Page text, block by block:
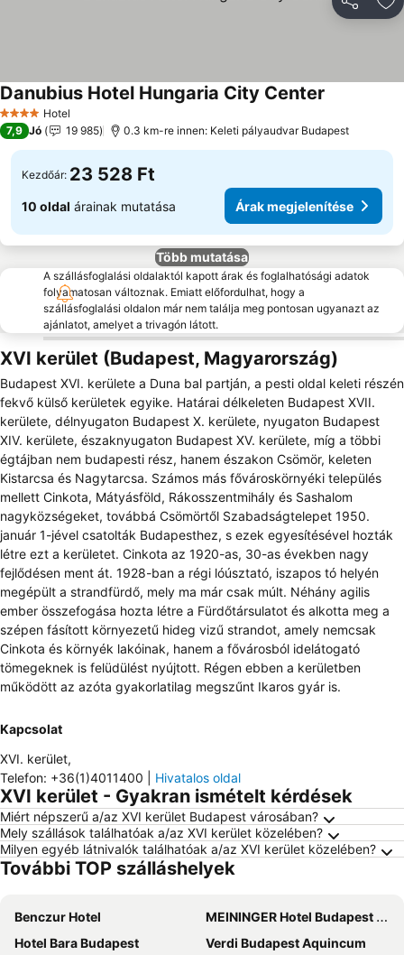
4 KategóriaHotel
Danubius Hotel Hungaria City Center
7,9 Jó 19 985 0.3 km-re innen: Keleti pályaudvar Budapest
Kezdőár: 23 528 Ft
10 oldal árainak mutatása Árak megjelenítése
Több mutatása
A szállásfoglalási oldalaktól kapott árak és foglalhatósági adatok
folyamatosan változnak. Emiatt előfordulhat, hogy a
szállásfoglalási oldalon már nem találja meg pontosan ugyanazt az
ajánlatot, amelyet a trivagón látott.
XVI kerület (Budapest, Magyarország)
Budapest XVI. kerülete a Duna bal partján, a pesti oldal keleti részén
fekvő külső kerületek egyike. Határai délkeleten Budapest XVII.
kerülete, délnyugaton Budapest X. kerülete, nyugaton Budapest
XIV. kerülete, északnyugaton Budapest XV. kerülete, míg a többi
égtájban nem budapesti rész, hanem északon Csömör, keleten
Kistarcsa és Nagytarcsa. Számos más fővároskörnyéki település
mellett Cinkota, Mátyásföld, Rákosszentmihály és Sashalom
nagyközségeket, továbbá Csömörtől Szabadságtelepet 1950.
január 1-jével csatolták Budapesthez, s ezek egyesítésével hozták
létre ezt a kerületet. Cinkota az 1920-as, 30-as években nagy
fejlődésen ment át. 1928-ban a régi lóúsztató, iszapos tó helyén
megépült a strandfürdő, mely ma már csak múlt. Néhány agilis
ember összefogása hozta létre a Fürdőtársulatot és alkotta meg a
szépen fásított környezetű hideg vizű strandot, amely nemcsak
Cinkota és környék lakóinak, hanem a fővárosból idelátogató
tömegeknek is felüdülést nyújtott. Régen ebben a kerületben
működött az azóta gyakorlatilag megszűnt Ikaros gyár is.
Kapcsolat
XVI. kerület,
Telefon: +36(1)4011400 Hivatalos oldal
XVI kerület - Gyakran ismételt kérdések
Miért népszerű a/az XVI kerület Budapest városában?
Mely szállások találhatóak a/az XVI kerület közelében?
Milyen egyéb látnivalók találhatóak a/az XVI kerület közelében?
További TOP szálláshelyek
Benczur Hotel
MEININGER Hotel Budapest Great Market Hall
Hotel Bara Budapest
Verdi Budapest Aquincum